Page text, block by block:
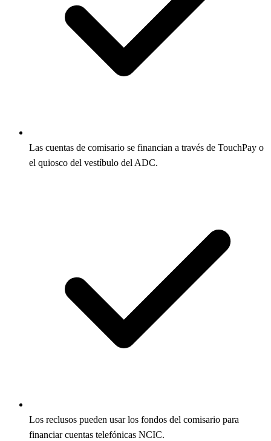
Las cuentas de comisario se financian a través de TouchPay o
el quiosco del vestíbulo del ADC.
Los reclusos pueden usar los fondos del comisario para
financiar cuentas telefónicas NCIC.